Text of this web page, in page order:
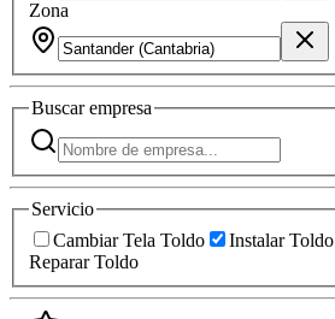
Zona
Buscarempresa
Servicio
Cambiar Tela Toldo
Instalar Toldo
Reparar Toldo